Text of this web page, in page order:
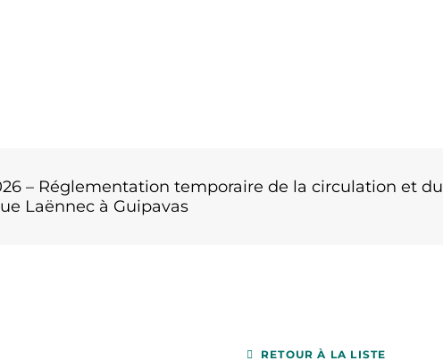
– Réglementation temporaire de la circulation et du
Laënnec à Guipavas
RETOUR À LA LISTE